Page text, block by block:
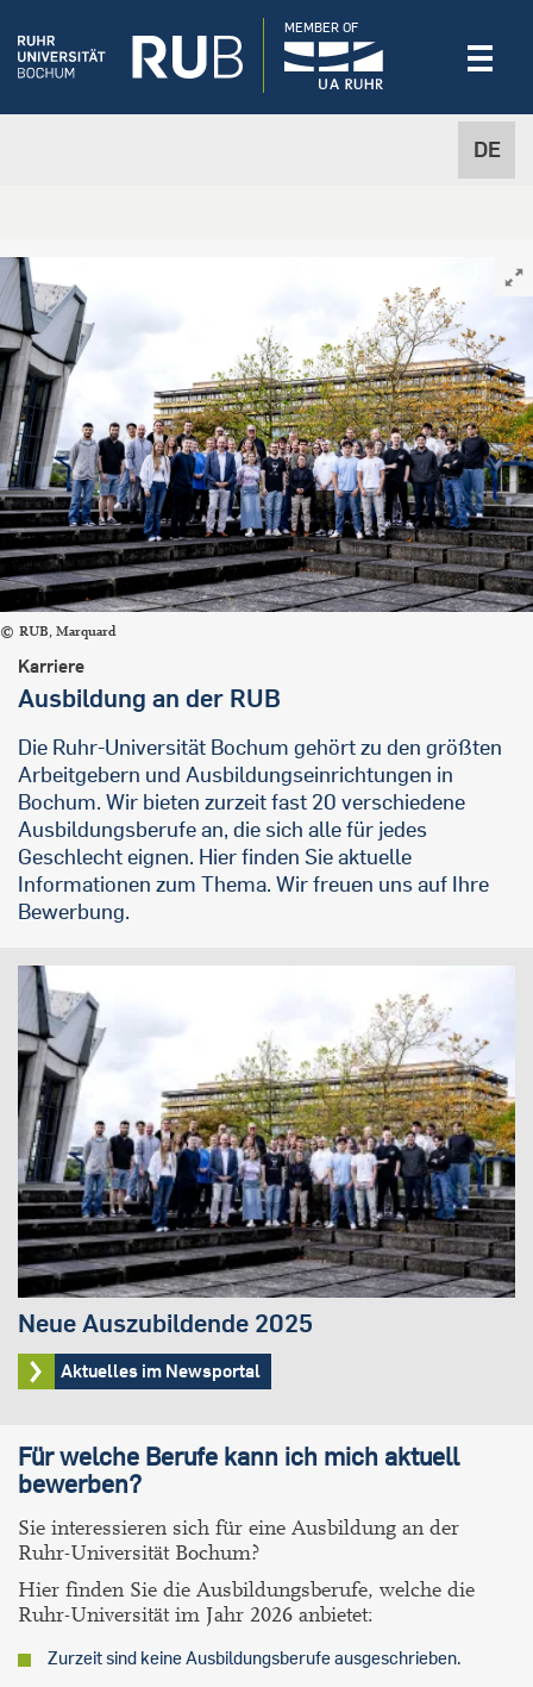
DE
MEMBER OF
RUB, Marquard
Karriere
Ausbildung an der RUB
Die Ruhr-Universität Bochum gehört zu den größten
Arbeitgebern und Ausbildungseinrichtungen in
Bochum. Wir bieten zurzeit fast 20 verschiedene
Ausbildungsberufe an, die sich alle für jedes
Geschlecht eignen. Hier finden Sie aktuelle
Informationen zum Thema. Wir freuen uns auf Ihre
Bewerbung.
Neue Auszubildende 2025
Aktuelles im Newsportal
Für welche Berufe kann ich mich aktuell
bewerben?
Sie interessieren sich für eine Ausbildung an der
Ruhr-Universität Bochum?
Hier finden Sie die Ausbildungsberufe, welche die
Ruhr-Universität im Jahr 2026 anbietet:
Zurzeit sind keine Ausbildungsberufe ausgeschrieben.